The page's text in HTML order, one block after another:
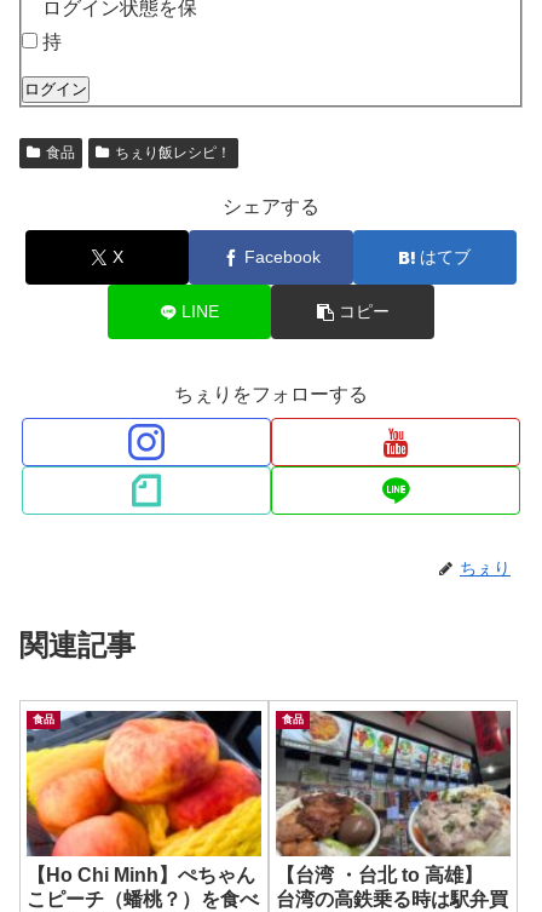
ログイン状態を保
持
ログイン
食品 ちぇり飯レシピ！
シェアする
X Facebook はてブ
LINE コピー
ちぇりをフォローする
ちぇり
関連記事
食品
【Ho Chi Minh】ぺちゃん
こピーチ（蟠桃？）を食べ
食品
【台湾 ・台北 to 高雄】
台湾の高鉄乗る時は駅弁買